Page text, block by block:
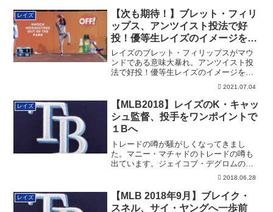
レイズ
【次も期待！】ブレット・フィリ
ップス、アンツイスト投法で好
投！優等生レイズのイメージを変
える
レイズのブレット・フィリップスがマウ
ンドである意味大暴れ。アンツイスト投
法で好投！優等生レイズのイメージを変
2021.07.04
レイズ
【MLB2018】レイズのK・キャッ
シュ監督、投手をワンポイントで
１Bへ
トレードの噂が騒がしくなってきまし
た。マニー・マチャドのトレードの噂も
出ています。ジェイコブ・デグロムのト
2018.06.28
レイズ
【MLB 2018年9月】ブレイク・
スネル、サイ・ヤングへ一歩前